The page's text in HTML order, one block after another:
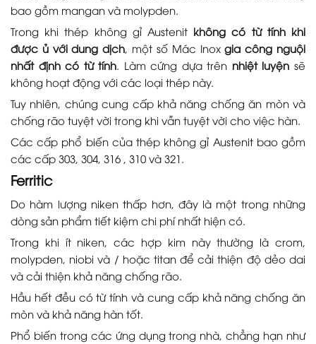
bao gồm mangan và molypden.
Trong khi thép không gỉ Austenit không có từ tính khi
được ủ với dung dịch, một số Mác Inoxgia công nguội
nhất định có từ tính. Làm cứng dựa trên nhiệt luyện sẽ
không hoạt động với các loại thép này.
Tuy nhiên, chúng cung cấp khả năng chống ăn mòn và
chống rão tuyệt vời trong khi vẫn tuyệt vời cho việc hàn.
Các cấp phổ biến của thép không gỉ Austenit bao gồm
các cấp 303, 304, 316 , 310 và 321.
Ferritic
Do hàm lượng niken thấp hơn, đây là một trong những
dòng sản phẩm tiết kiệm chi phí nhất hiện có.
Trong khi ít niken, các hợp kim này thường là crom,
molypden, niobi và / hoặc titan để cải thiện độ dẻo dai
và cải thiện khả năng chống rão.
Hầu hết đều có từ tính và cung cấp khả năng chống ăn
mòn và khả năng hàn tốt.
Phổ biến trong các ứng dụng trong nhà, chẳng hạn như